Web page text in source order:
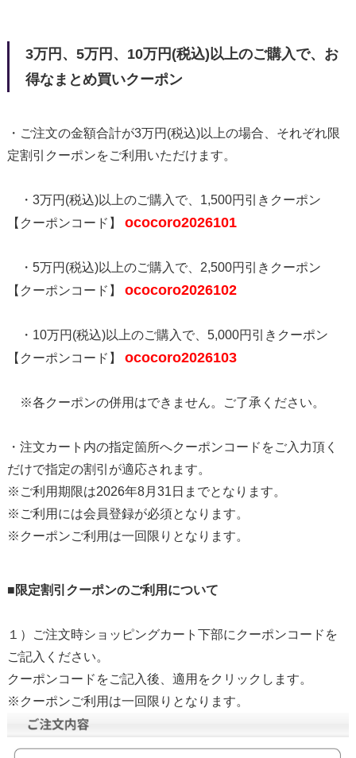
3万円、5万円、10万円(税込)以上のご購入で、お
得なまとめ買いクーポン
・ご注文の金額合計が3万円(税込)以上の場合、それぞれ限
定割引クーポンをご利用いただけます。
・3万円(税込)以上のご購入で、1,500円引きクーポン
【クーポンコード】 ococoro2026101
・5万円(税込)以上のご購入で、2,500円引きクーポン
【クーポンコード】 ococoro2026102
・10万円(税込)以上のご購入で、5,000円引きクーポン
【クーポンコード】 ococoro2026103
※各クーポンの併用はできません。ご了承ください。
・注文カート内の指定箇所へクーポンコードをご入力頂く
だけで指定の割引が適応されます。
※ご利用期限は2026年8月31日までとなります。
※ご利用には会員登録が必須となります。
※クーポンご利用は一回限りとなります。
■限定割引クーポンのご利用について
１）ご注文時ショッピングカート下部にクーポンコードを
ご記入ください。
クーポンコードをご記入後、適用をクリックします。
※クーポンご利用は一回限りとなります。